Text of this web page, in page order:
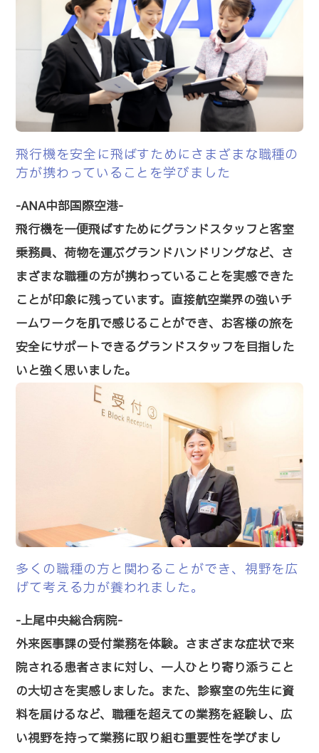
飛行機を安全に飛ばすためにさまざまな職種の
方が携わっていることを学びました
-ANA中部国際空港-
飛行機を一便飛ばすためにグランドスタッフと客室
乗務員、荷物を運ぶグランドハンドリングなど、さ
まざまな職種の方が携わっていることを実感できた
ことが印象に残っています。直接航空業界の強いチ
ームワークを肌で感じることができ、お客様の旅を
安全にサポートできるグランドスタッフを目指した
いと強く思いました。
多くの職種の方と関わることができ、視野を広
げて考える力が養われました。
-上尾中央総合病院-
外来医事課の受付業務を体験。さまざまな症状で来
院される患者さまに対し、一人ひとり寄り添うこと
の大切さを実感しました。また、診察室の先生に資
料を届けるなど、職種を超えての業務を経験し、広
い視野を持って業務に取り組む重要性を学びまし